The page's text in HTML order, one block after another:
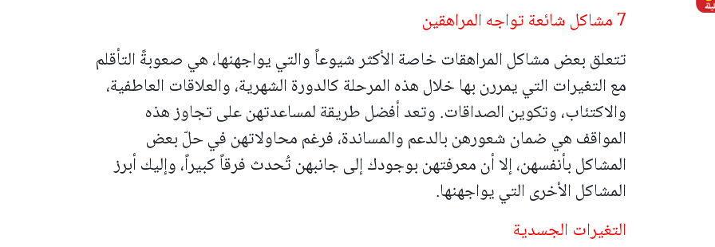
7 مشاكل شائعة تواجه المراهقين
تتعلق بعض مشاكل المراهقات خاصة الأكثر شيوعاً والتي يواجهنها، هي صعوبةً التأقلم
مع التغيرات التي يمررن بها خلال هذه المرحلة كالدورة الشهرية، والعلاقات العاطفية،
والاكتئاب، وتكوين الصداقات. وتعد أفضل طريقة لمساعدتهن على تجاوز هذه
المواقف هي ضمان شعورهن بالدعم والمساندة، فرغم محاولاتهن في حلّ بعض
المشاكل بأنفسهن، إلا أن معرفتهن بوجودك إلى جانبهن تُحدث فرقاً كبيراً، وإليك أبرز
المشاكل الأخرى التي يواجهنها.
التغيرات الجسدية